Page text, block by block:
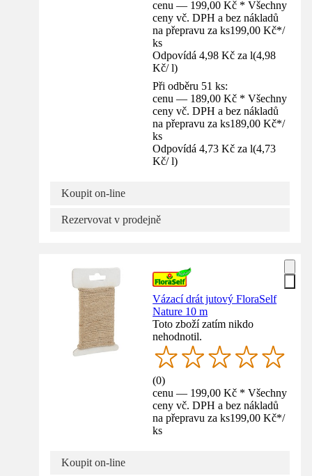
cenu — 199,00 Kč * Všechny
ceny vč. DPH a bez nákladů
na přepravu za ks199,00 Kč*/
ks
Odpovídá 4,98 Kč za l(4,98
Kč/ l)
Při odběru 51 ks:
cenu — 189,00 Kč * Všechny
ceny vč. DPH a bez nákladů
na přepravu za ks189,00 Kč*/
ks
Odpovídá 4,73 Kč za l(4,73
Kč/ l)
Koupit on-line
Rezervovat v prodejně
Vázací drát jutový FloraSelf
Nature 10 m
Toto zboží zatím nikdo
nehodnotil.
(0)
cenu — 199,00 Kč * Všechny
ceny vč. DPH a bez nákladů
na přepravu za ks199,00 Kč*/
ks
Koupit on-line